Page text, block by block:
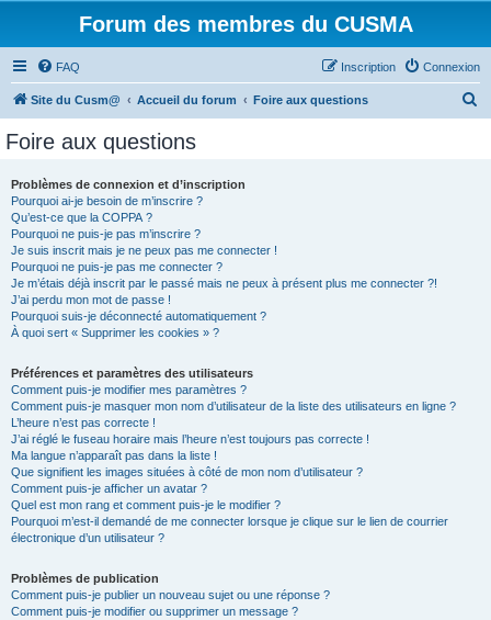
Forum des membres du CUSMA
FAQ Connexion
Inscription
Site du Cusm@ Accueil du forum Foire aux questions
Foire aux questions
Problèmes de connexion et d’inscription
Pourquoi ai-je besoin de m’inscrire ?
Qu’est-ce que la COPPA ?
Pourquoi ne puis-je pas m’inscrire ?
Je suis inscrit mais je ne peux pas me connecter !
Pourquoi ne puis-je pas me connecter ?
Je m’étais déjà inscrit par le passé mais ne peux à présent plus me connecter ?!
J’ai perdu mon mot de passe !
Pourquoi suis-je déconnecté automatiquement ?
À quoi sert « Supprimer les cookies » ?
Préférences et paramètres des utilisateurs
Comment puis-je modifier mes paramètres ?
Comment puis-je masquer mon nom d’utilisateur de la liste des utilisateurs en ligne ?
L’heure n’est pas correcte !
J’ai réglé le fuseau horaire mais l’heure n’est toujours pas correcte !
Ma langue n’apparaît pas dans la liste !
Que signifient les images situées à côté de mon nom d’utilisateur ?
Comment puis-je afficher un avatar ?
Quel est mon rang et comment puis-je le modifier ?
Pourquoi m’est-il demandé de me connecter lorsque je clique sur le lien de courrier
électronique d’un utilisateur ?
Problèmes de publication
Comment puis-je publier un nouveau sujet ou une réponse ?
Comment puis-je modifier ou supprimer un message ?